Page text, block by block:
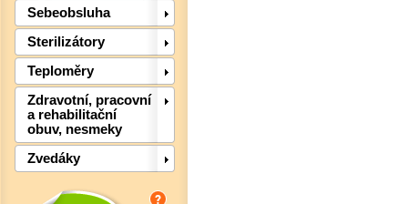
Sebeobsluha
Sterilizátory
Teploměry
Zdravotní, pracovní
a rehabilitační
obuv, nesmeky
Zvedáky